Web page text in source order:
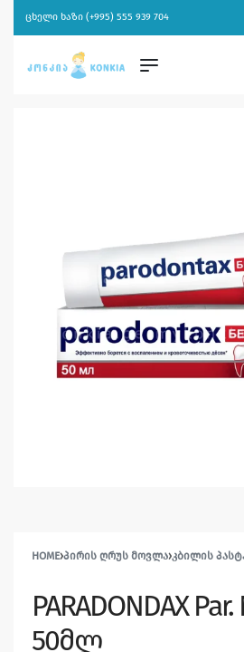
ცხელი ხაზი (+995) 555 939 704
HOME›ᲞᲘᲠᲘᲡ ᲦᲠᲣᲡ ᲛᲝᲕᲚᲐ›ᲙᲑᲘᲚᲘᲡ
PARADONDAX
50მლ